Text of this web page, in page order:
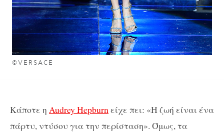
©VERSACE
Κάποτε η AudreyHepburn είχε πει: «Η ζωή είναι ένα
πάρτυ, ντύσου για την περίσταση». Όμως, τα